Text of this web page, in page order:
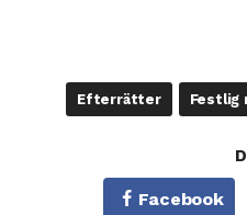
Efterrätter Festlig
Facebook